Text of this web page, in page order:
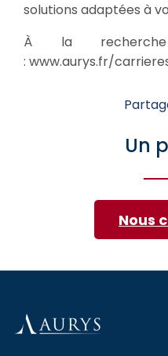
solutions adaptées à
À la
: www.aurys.fr/
Un
Nous